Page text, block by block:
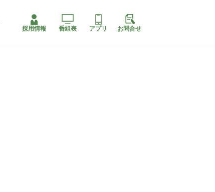
採用情報 番組表 アプリ お問合せ